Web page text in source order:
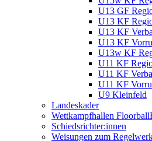
U13 GF
U13 KF
U13 KF
U13 KF
U13w KF
U11 KF
U11 KF
U11 KF
U9 Kleinfeld
Landeskader
Wettkampfhallen
Schiedsrichter:innen
Weisungen zum